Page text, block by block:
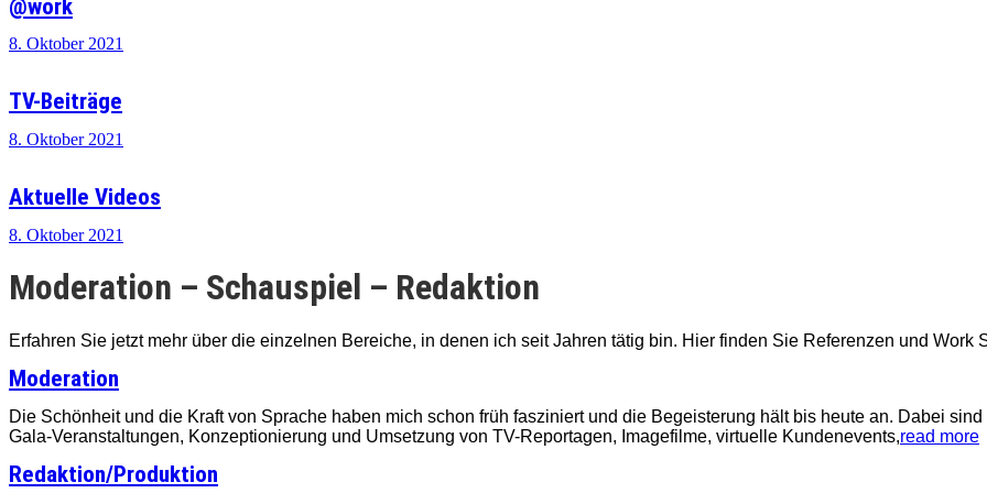
@work
8. Oktober 2021
TV-Beiträge
8. Oktober 2021
Aktuelle Videos
8. Oktober 2021
Moderation – Schauspiel – Redaktion
Erfahren Sie jetzt mehr über die einzelnen Bereiche, in denen ich seit Jahren tätig bin. Hier finden Sie Referenzen und Work
Moderation
Die Schönheit und die Kraft von Sprache haben mich schon früh fasziniert und die Begeisterung hält bis heute an. Dabei
Gala-Veranstaltungen, Konzeptionierung und Umsetzung von TV-Reportagen, Imagefilme, virtuelle Kundenevents,read more
Redaktion/Produktion